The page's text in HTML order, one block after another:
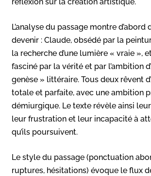
L’analyse du passage montre d’abord
devenir : Claude, obsédé par la
la recherche d’une lumière « vraie »,
fasciné par la vérité et par l’ambition
genèse » littéraire. Tous deux rêvent
totale et parfaite, avec une ambition
démiurgique. Le texte révèle ainsi
leur frustration et leur incapacité à
qu’ils poursuivent.
Le style du passage (ponctuation
ruptures, hésitations) évoque le flux